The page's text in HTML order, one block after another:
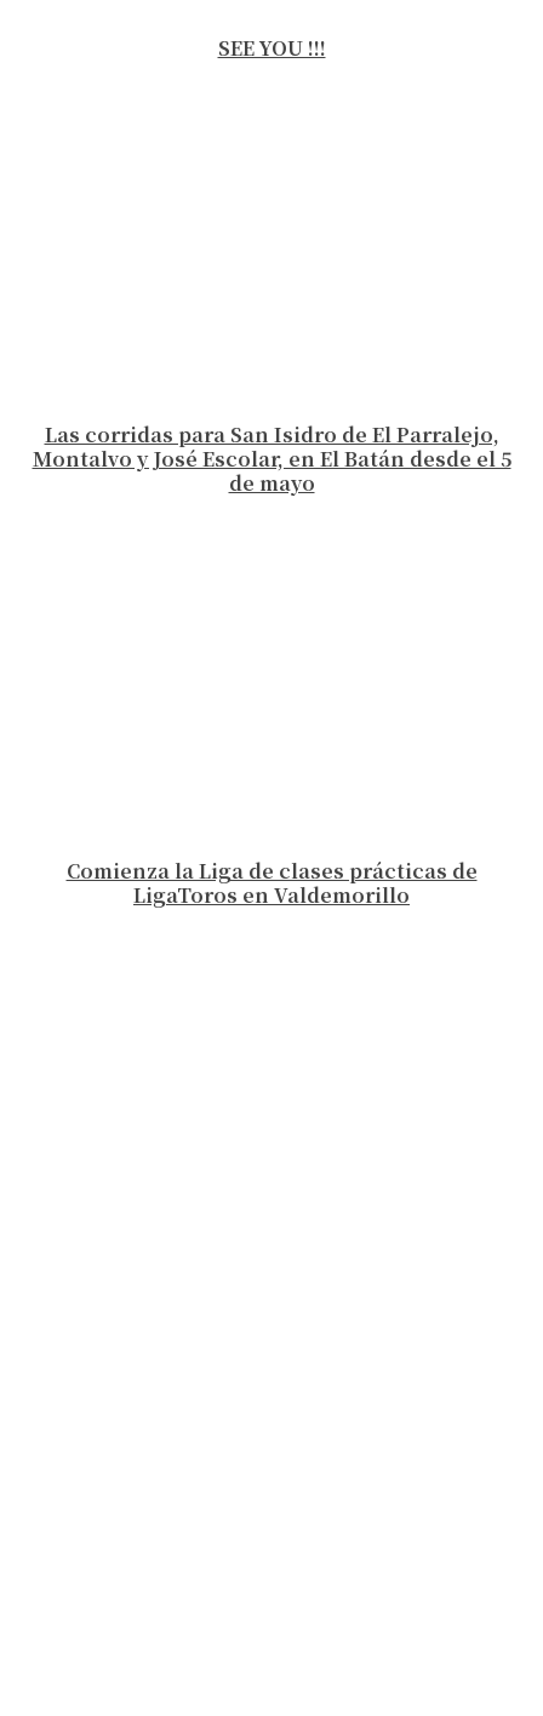
SEE YOU !!!
Las corridas para San Isidro de El Parralejo,
Montalvo y José Escolar, en El Batán desde el 5
de mayo
Comienza la Liga de clases prácticas de
LigaToros en Valdemorillo